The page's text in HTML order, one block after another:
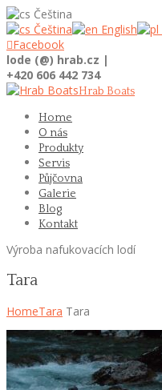
Čeština
Čeština
English
Facebook
lode (@) hrab.cz |
+420 606 442 734
Hrab Boats
Home
O nás
Produkty
Servis
Půjčovna
Galerie
Blog
Kontakt
Výroba nafukovacích lodí
Tara
HomeTara Tara